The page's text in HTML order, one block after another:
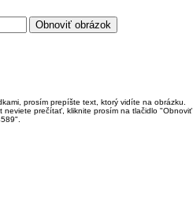
prosím prepíšte text, ktorý vidíte na obrázku.
prečítať, kliknite prosím na tlačidlo "Obnoviť